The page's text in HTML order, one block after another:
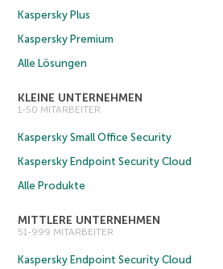
Kaspersky Plus
Kaspersky Premium
Alle Lösungen
KLEINE UNTERNEHMEN
1-50 MITARBEITER
Kaspersky Small Office Security
Kaspersky Endpoint Security Cloud
Alle Produkte
MITTLERE UNTERNEHMEN
51-999 MITARBEITER
Kaspersky Endpoint Security Cloud